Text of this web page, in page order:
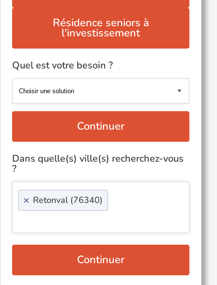
Résidence seniors à
l'investissement
Quel est votre besoin ?
Continuer
Dans quelle(s) ville(s) recherchez-vous
?
× Retonval (76340)
Continuer